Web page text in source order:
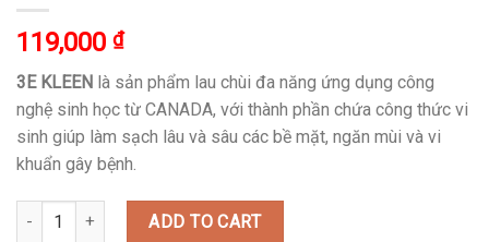
119,000 ₫
3E KLEEN là sản phẩm lau chùi đa năng ứng dụng công
nghệ sinh học từ CANADA, với thành phần chứa công thức vi
sinh giúp làm sạch lâu và sâu các bề mặt, ngăn mùi và vi
khuẩn gây bệnh.
BỘ VI SINH LAU CHÙI ĐA NĂNG 3E KLEEN (01 CHAI 500ML + 01
ADD TO CART